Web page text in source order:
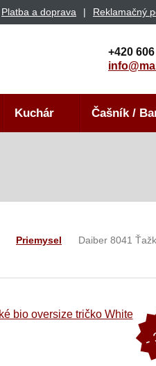
Platba a doprava Reklamačný
+420
Kuchár Čašník /
Priemysel Daiber 8041
-